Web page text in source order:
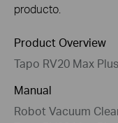
producto.
Product Overview
Tapo RV20 Max
Manual
Robot Vacuum